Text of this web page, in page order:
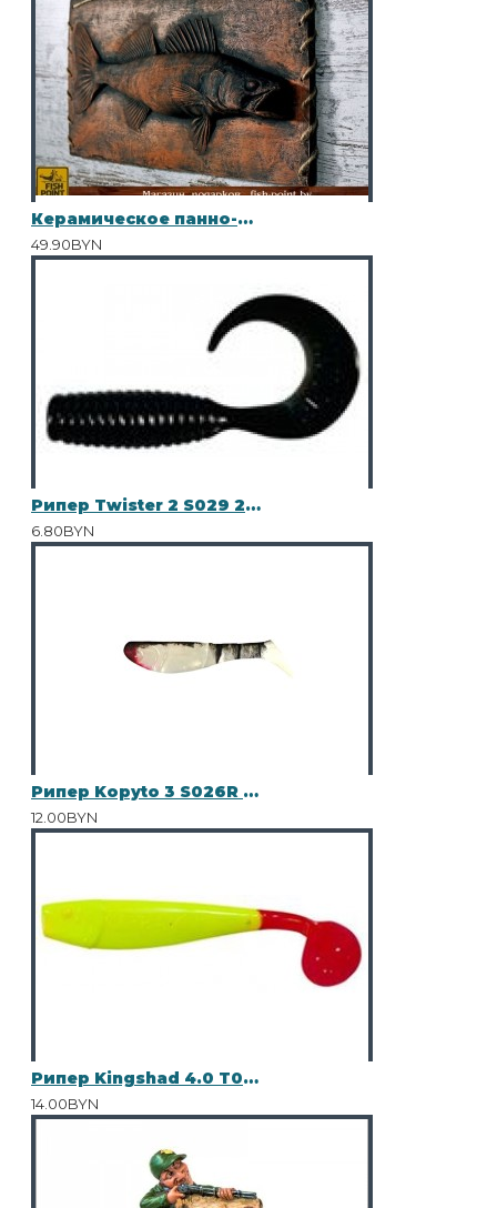
Керамическое панно-барельеф "СУДАК"
49.90BYN
Рипер Twister 2 S029 25шт
6.80BYN
Рипер Kopyto 3 S026R 10шт
12.00BYN
Рипер Kingshad 4.0 T015 10шт
14.00BYN